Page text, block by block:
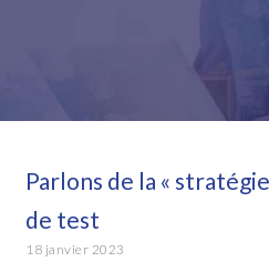
Parlons de la «
de test
18 janvier 2023